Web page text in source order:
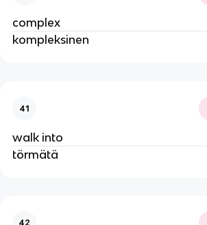
complex
kompleksinen
41
walk into
törmätä
42